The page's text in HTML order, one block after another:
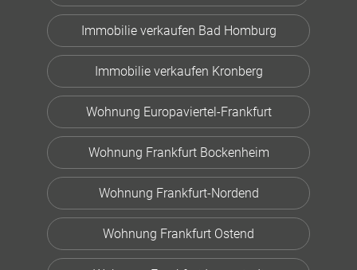
Immobilie verkaufen Bad Homburg
Immobilie verkaufen Kronberg
Wohnung Europaviertel-Frankfurt
Wohnung Frankfurt Bockenheim
Wohnung Frankfurt-Nordend
Wohnung Frankfurt Ostend